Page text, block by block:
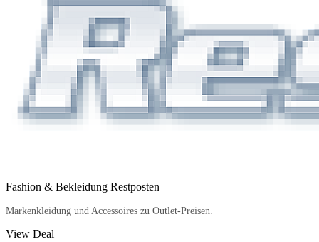
Fashion & Bekleidung Restposten
Markenkleidung und Accessoires zu Outlet-Preisen.
View Deal